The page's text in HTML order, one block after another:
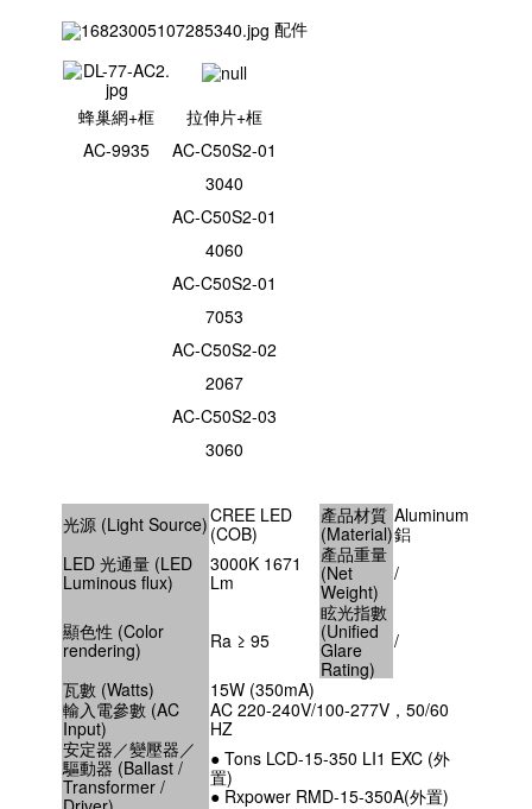
配件
蜂巢網+框
AC-9935
拉伸片+框
AC-C50S2-01
3040
AC-C50S2-01
4060
AC-C50S2-01
7053
AC-C50S2-02
2067
AC-C50S2-03
3060
光源 (Light Source)CREE LED
(COB)
產品材質
(Material)
Aluminum
鋁
LED 光通量 (LED
Luminous flux)
3000K 1671
Lm
產品重量
(Net
Weight)
/
顯色性 (Color
rendering)
Ra ≥ 95
眩光指數
(Unified
Glare
Rating)
/
瓦數 (Watts)
15W (350mA)
輸入電參數 (AC
Input)
AC 220-240V/100-277V，50/60
HZ
安定器／變壓器／
驅動器 (Ballast /
Transformer /
● Tons LCD-15-350 LI1 EXC (外
置)
● Rxpower RMD-15-350A(外置)